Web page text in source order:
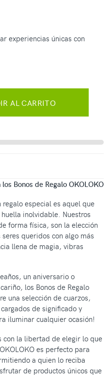
experiencias únicas con
AL CARRITO
Bonos de Regalo OKOLOKO
regalo especial es aquel que
inolvidable. Nuestros
forma física, son la elección
queridos con algo más
llena de magia, vibras
un aniversario o
los Bonos de Regalo
una selección de cuarzos,
de significado y
iluminar cualquier ocasión!
con la libertad de elegir lo que
es perfecto para
a quien lo reciba
de productos únicos que